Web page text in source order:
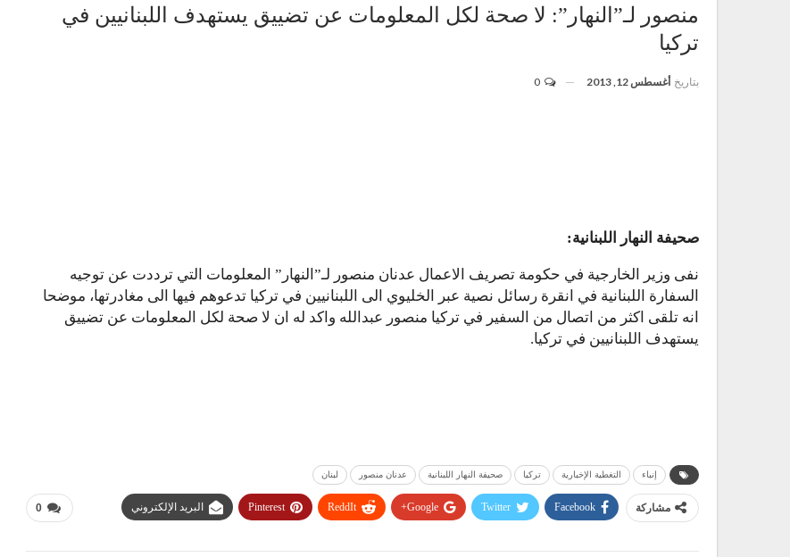
منصور لـ”النهار”: لا صحة لكل المعلومات عن تضييق يستهدف اللبنانيين في
تركيا
بتاريخ أغسطس 12, 2013
صحيفة النهار اللبنانية:
نفى وزير الخارجية في حكومة تصريف الاعمال عدنان منصور لـ”النهار” المعلومات التي ترددت عن توجيه
السفارة اللبنانية في انقرة رسائل نصية عبر الخليوي الى اللبنانيين في تركيا تدعوهم فيها الى مغادرتها، موضحا
انه تلقى اكثر من اتصال من السفير في تركيا منصور عبدالله واكد له ان لا صحة لكل المعلومات عن تضييق
يستهدف اللبنانيين في تركيا.
إنباء التغطية الإخبارية تركيا صحيفة النهار اللبنانية عدنان منصور لبنان
0 مشاركة Facebook
Twitter
Google+
ReddIt
Pinterest البريد الإلكتروني